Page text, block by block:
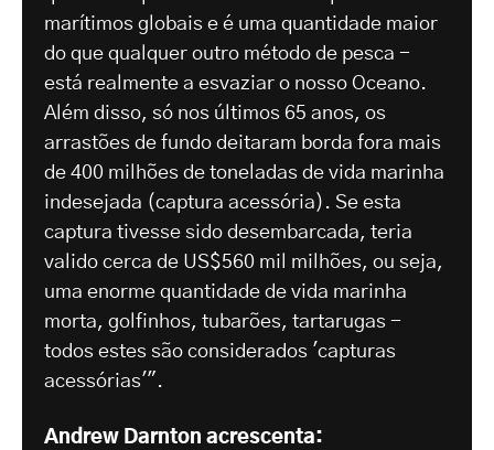
marítimos globais e é uma quantidade maior
do que qualquer outro método de pesca -
está realmente a esvaziar o nosso Oceano.
Além disso, só nos últimos 65 anos, os
arrastões de fundo deitaram borda fora mais
de 400 milhões de toneladas de vida marinha
indesejada (captura acessória). Se esta
captura tivesse sido desembarcada, teria
valido cerca de US$560 mil milhões, ou seja,
uma enorme quantidade de vida marinha
morta, golfinhos, tubarões, tartarugas -
todos estes são considerados 'capturas
acessórias'".
Andrew Darnton acrescenta: